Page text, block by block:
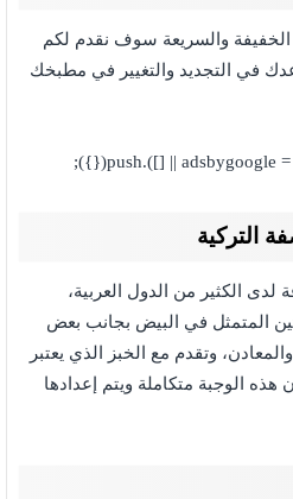
والسريعة سوف نقدم لكم
في التجديد والتغيير في مطبخك
التركية
لدى الكثير من الدول العربية،
المتمثل في البيض بجانب بعض
وتقدم مع الخبز الذي يعتبر
هذه الوجبة متكاملة ويتم إعدادها